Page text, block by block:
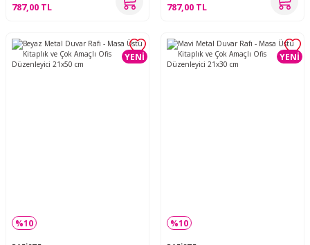
787,00 TL 787,00 TL
YENİ
%10
YENİ
%10